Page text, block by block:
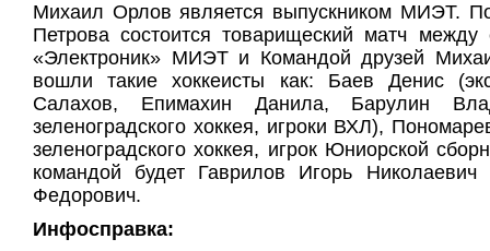
Михаил Орлов является выпускником МИЭТ.
Петрова состоится товарищеский матч между
«Электроник» МИЭТ и Командой друзей
вошли такие хоккеисты как: Баев Денис
Салахов, Епимахин Данила, Барулин
зеленоградского хоккея, игроки ВХЛ),
зеленоградского хоккея, игрок Юниорской
командой будет Гаврилов Игорь
Федорович.
Инфосправка: